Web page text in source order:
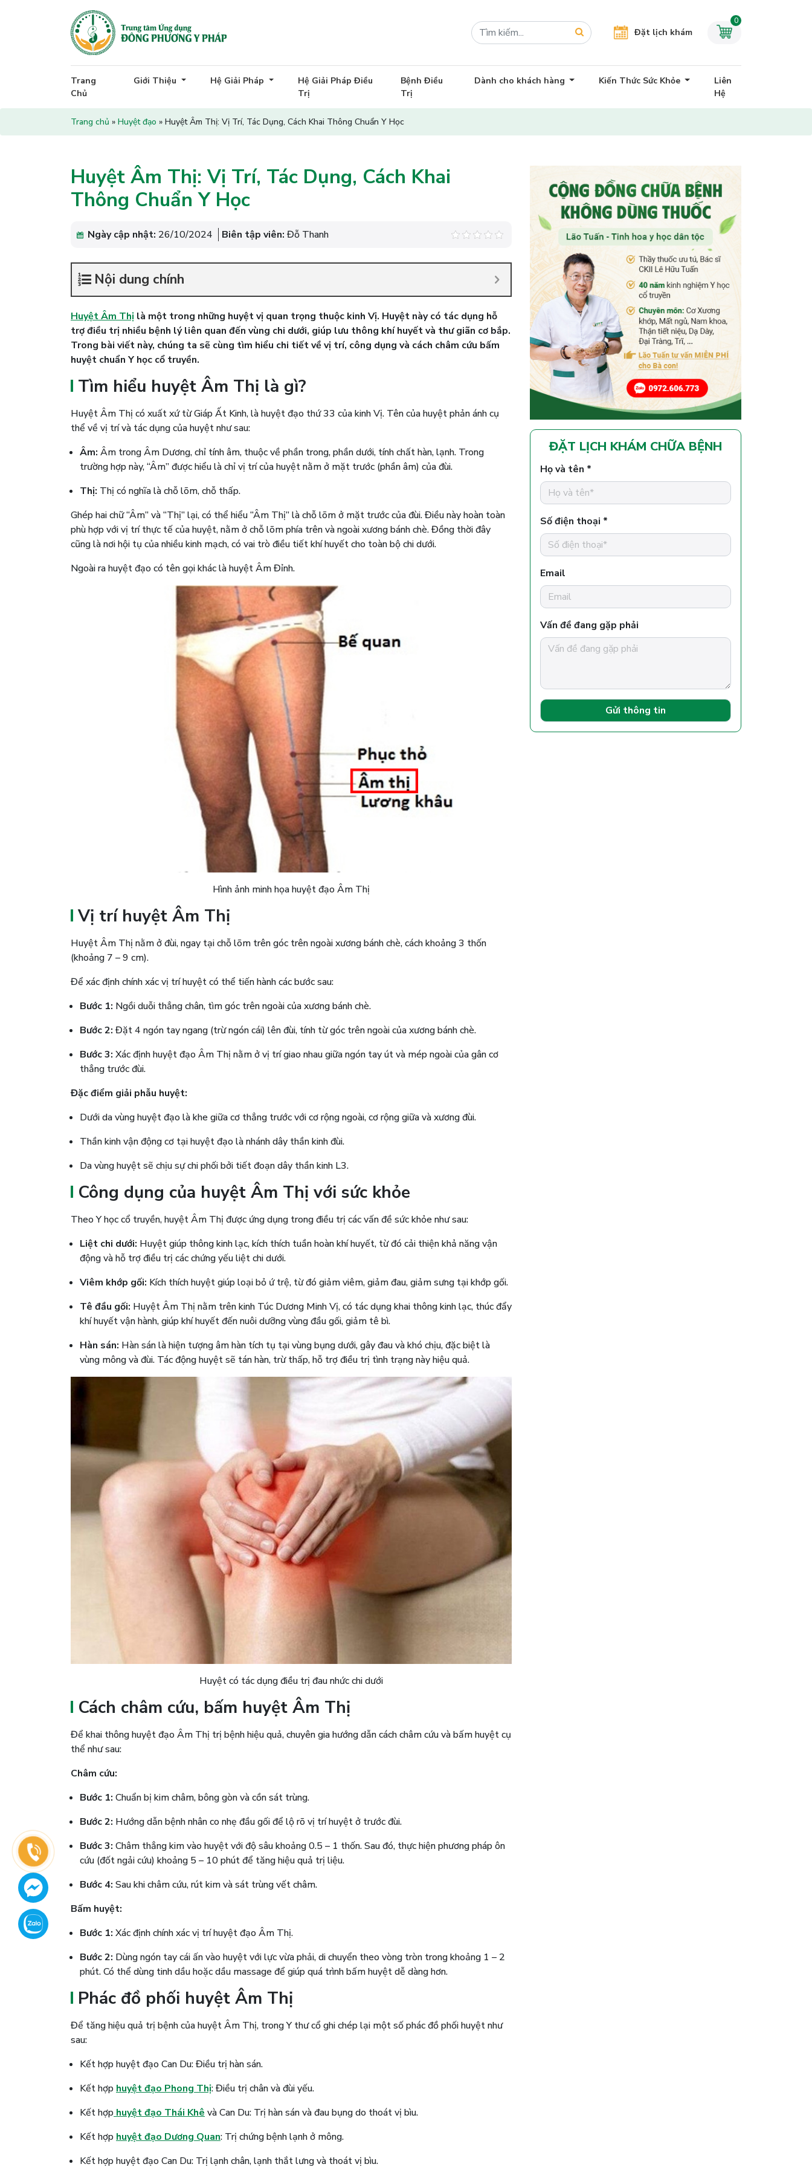
Đặt lịch khám
0
Trang
Chủ
Giới Thiệu Hệ Giải Pháp
Hệ Giải Pháp Điều
Trị
Bệnh Điều
Trị
Dành cho khách hàng Kiến Thức Sức Khỏe
Liên
Hệ
Trang chủ » Huyệt đạo » Huyệt Âm Thị: Vị Trí, Tác Dụng, Cách Khai Thông Chuẩn Y Học
Huyệt Âm Thị: Vị Trí, Tác Dụng, Cách Khai
Thông Chuẩn Y Học
Ngày cập nhật: 26/10/2024 Biên tập viên: Đỗ Thanh
Nội dung chính
Huyệt Âm Thị là một trong những huyệt vị quan trọng thuộc kinh Vị. Huyệt này có tác dụng hỗ
trợ điều trị nhiều bệnh lý liên quan đến vùng chi dưới, giúp lưu thông khí huyết và thư giãn cơ bắp.
Trong bài viết này, chúng ta sẽ cùng tìm hiểu chi tiết về vị trí, công dụng và cách châm cứu bấm
huyệt chuẩn Y học cổ truyền.
Tìm hiểu huyệt Âm Thị là gì?
Huyệt Âm Thị có xuất xứ từ Giáp Ất Kinh, là huyệt đạo thứ 33 của kinh Vị. Tên của huyệt phản ánh cụ
thể về vị trí và tác dụng của huyệt như sau:
Âm: Âm trong Âm Dương, chỉ tính âm, thuộc về phần trong, phần dưới, tính chất hàn, lạnh. Trong
trường hợp này, “Âm” được hiểu là chỉ vị trí của huyệt nằm ở mặt trước (phần âm) của đùi.
Thị: Thị có nghĩa là chỗ lõm, chỗ thấp.
Ghép hai chữ “Âm” và “Thị” lại, có thể hiểu “Âm Thị” là chỗ lõm ở mặt trước của đùi. Điều này hoàn toàn
phù hợp với vị trí thực tế của huyệt, nằm ở chỗ lõm phía trên và ngoài xương bánh chè. Đồng thời đây
cũng là nơi hội tụ của nhiều kinh mạch, có vai trò điều tiết khí huyết cho toàn bộ chi dưới.
Ngoài ra huyệt đạo có tên gọi khác là huyệt Âm Đỉnh.
Hình ảnh minh họa huyệt đạo Âm Thị
Vị trí huyệt Âm Thị
Huyệt Âm Thị nằm ở đùi, ngay tại chỗ lõm trên góc trên ngoài xương bánh chè, cách khoảng 3 thốn
(khoảng 7 – 9 cm).
Để xác định chính xác vị trí huyệt có thể tiến hành các bước sau:
Bước 1: Ngồi duỗi thẳng chân, tìm góc trên ngoài của xương bánh chè.
Bước 2: Đặt 4 ngón tay ngang (trừ ngón cái) lên đùi, tính từ góc trên ngoài của xương bánh chè.
Bước 3: Xác định huyệt đạo Âm Thị nằm ở vị trí giao nhau giữa ngón tay út và mép ngoài của gân cơ
thẳng trước đùi.
Đặc điểm giải phẫu huyệt:
Dưới da vùng huyệt đạo là khe giữa cơ thẳng trước với cơ rộng ngoài, cơ rộng giữa và xương đùi.
Thần kinh vận động cơ tại huyệt đạo là nhánh dây thần kinh đùi.
Da vùng huyệt sẽ chịu sự chi phối bởi tiết đoạn dây thần kinh L3.
Công dụng của huyệt Âm Thị với sức khỏe
Theo Y học cổ truyền, huyệt Âm Thị được ứng dụng trong điều trị các vấn đề sức khỏe như sau:
Liệt chi dưới: Huyệt giúp thông kinh lạc, kích thích tuần hoàn khí huyết, từ đó cải thiện khả năng vận
động và hỗ trợ điều trị các chứng yếu liệt chi dưới.
Viêm khớp gối: Kích thích huyệt giúp loại bỏ ứ trệ, từ đó giảm viêm, giảm đau, giảm sưng tại khớp gối.
Tê đầu gối: Huyệt Âm Thị nằm trên kinh Túc Dương Minh Vị, có tác dụng khai thông kinh lạc, thúc đẩy
khí huyết vận hành, giúp khí huyết đến nuôi dưỡng vùng đầu gối, giảm tê bì.
Hàn sán: Hàn sán là hiện tượng âm hàn tích tụ tại vùng bụng dưới, gây đau và khó chịu, đặc biệt là
vùng mông và đùi. Tác động huyệt sẽ tán hàn, trừ thấp, hỗ trợ điều trị tình trạng này hiệu quả.
Huyệt có tác dụng điều trị đau nhức chi dưới
Cách châm cứu, bấm huyệt Âm Thị
Để khai thông huyệt đạo Âm Thị trị bệnh hiệu quả, chuyên gia hướng dẫn cách châm cứu và bấm huyệt cụ
thể như sau:
Châm cứu:
Bước 1: Chuẩn bị kim châm, bông gòn và cồn sát trùng.
Bước 2: Hướng dẫn bệnh nhân co nhẹ đầu gối để lộ rõ vị trí huyệt ở trước đùi.
Bước 3: Châm thẳng kim vào huyệt với độ sâu khoảng 0.5 – 1 thốn. Sau đó, thực hiện phương pháp ôn
cứu (đốt ngải cứu) khoảng 5 – 10 phút để tăng hiệu quả trị liệu​.
Bước 4: Sau khi châm cứu, rút kim và sát trùng vết châm.
Bấm huyệt:
Bước 1: Xác định chính xác vị trí huyệt đạo Âm Thị.
Bước 2: Dùng ngón tay cái ấn vào huyệt với lực vừa phải, di chuyển theo vòng tròn trong khoảng 1 – 2
phút. Có thể dùng tinh dầu hoặc dầu massage để giúp quá trình bấm huyệt dễ dàng hơn.
Phác đồ phối huyệt Âm Thị
Để tăng hiệu quả trị bệnh của huyệt Âm Thị, trong Y thư cổ ghi chép lại một số phác đồ phối huyệt như
sau:
Kết hợp huyệt đạo Can Du: Điều trị hàn sán.
Kết hợp huyệt đạo Phong Thị: Điều trị chân và đùi yếu.
Kết hợp huyệt đạo Thái Khê và Can Du: Trị hàn sán và đau bụng do thoát vị bìu.
Kết hợp huyệt đạo Dương Quan: Trị chứng bệnh lạnh ở mông.
Kết hợp huyệt đạo Can Du: Trị lạnh chân, lạnh thắt lưng và thoát vị bìu.
ĐẶT LỊCH KHÁM CHỮA BỆNH
Họ và tên *
Số điện thoại *
Email
Vấn đề đang gặp phải
Gửi thông tin